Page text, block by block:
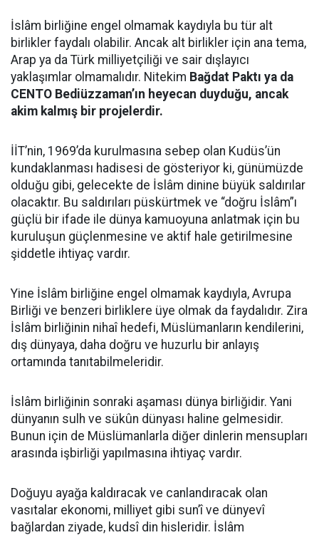
İslâm birliğine engel olmamak kaydıyla bu tür alt
birlikler faydalı olabilir. Ancak alt birlikler için ana tema,
Arap ya da Türk milliyetçiliği ve sair dışlayıcı
yaklaşımlar olmamalıdır. Nitekim Bağdat Paktı ya da
CENTO Bediüzzaman’ın heyecan duyduğu, ancak
akim kalmış bir projelerdir.
İİT’nin, 1969’da kurulmasına sebep olan Kudüs’ün
kundaklanması hadisesi de gösteriyor ki, günümüzde
olduğu gibi, gelecekte de İslâm dinine büyük saldırılar
olacaktır. Bu saldırıları püskürtmek ve “doğru İslâm”ı
güçlü bir ifade ile dünya kamuoyuna anlatmak için bu
kuruluşun güçlenmesine ve aktif hale getirilmesine
şiddetle ihtiyaç vardır.
Yine İslâm birliğine engel olmamak kaydıyla, Avrupa
Birliği ve benzeri birliklere üye olmak da faydalıdır. Zira
İslâm birliğinin nihaî hedefi, Müslümanların kendilerini,
dış dünyaya, daha doğru ve huzurlu bir anlayış
ortamında tanıtabilmeleridir.
İslâm birliğinin sonraki aşaması dünya birliğidir. Yani
dünyanın sulh ve sükûn dünyası haline gelmesidir.
Bunun için de Müslümanlarla diğer dinlerin mensupları
arasında işbirliği yapılmasına ihtiyaç vardır.
Doğuyu ayağa kaldıracak ve canlandıracak olan
vasıtalar ekonomi, milliyet gibi sun’î ve dünyevî
bağlardan ziyade, kudsî din hisleridir. İslâm